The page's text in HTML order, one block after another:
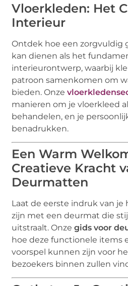
Vloerkleden: Het
Interieur
Ontdek hoe een zorgvuldig
kan dienen als het
interieurontwerp, waarbij
patroon samenkomen om
bieden. Onze
manieren om je vloerkleed
behandelen, en je
benadrukken.
Een Warm
Creatieve Kracht
Deurmatten
Laat de eerste indruk van je
zijn met een deurmat die
uitstraalt. Onzegids voor
hoe deze functionele items
voorspel kunnen zijn voor
bezoekers binnen zullen